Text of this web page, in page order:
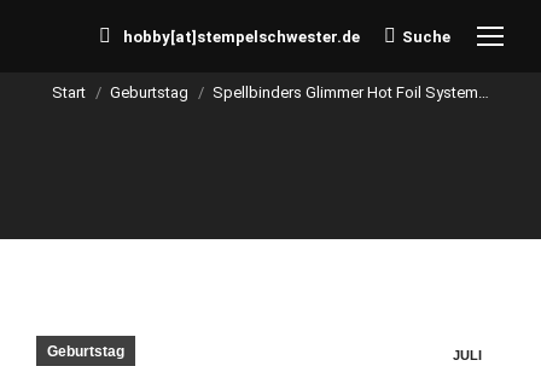
hobby[at]stempelschwester.de Search:
Suche
Sie befinden sich hier:
Start Geburtstag Spellbinders Glimmer Hot Foil System…
JULI
Geburtstag